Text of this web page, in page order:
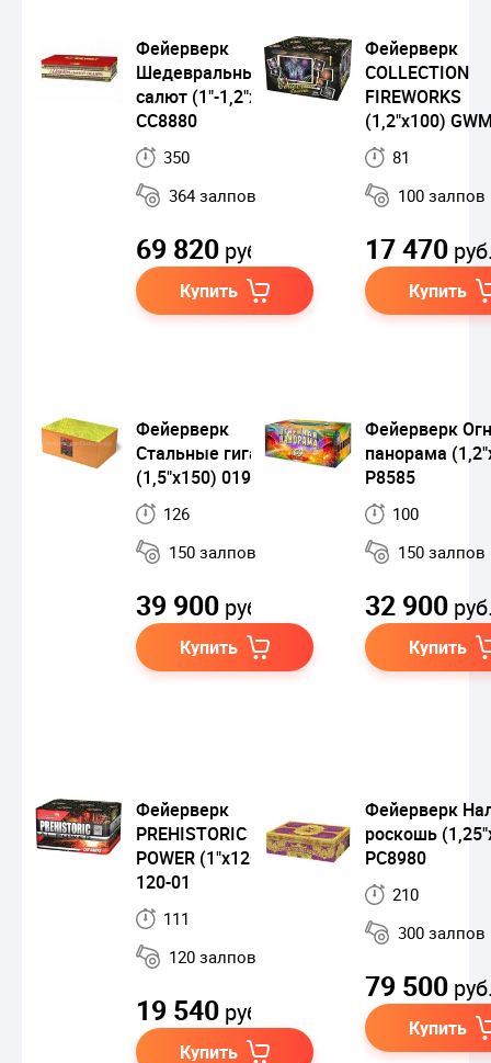
Фейерверк
Шедевральный
салют (1"-1,2"х364)
СС8880
350
364 залпов
69 820 руб.
Купить
Фейерверк
COLLECTION
FIREWORKS
(1,2"x100)
81
100 залпов
17 470
Купить
Фейерверк
Стальные гиганты
(1,5"х150) 01909
126
150 залпов
39 900 руб.
Купить
Фейерверк
панорама
Р8585
100
150 залпов
32 900
Купить
Фейерверк
PREHISTORIC AL
POWER (1"x120) SB-
120-01
111
120 залпов
19 540 руб.
Купить
Фейерверк
роскошь
РС8980
210
300 залпов
79 500
Купить